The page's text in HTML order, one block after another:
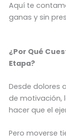
Aquí te
ganas y sin
¿Por Qué
Etapa?
Desde dolores
de motivación,
hacer que el
Pero moverse